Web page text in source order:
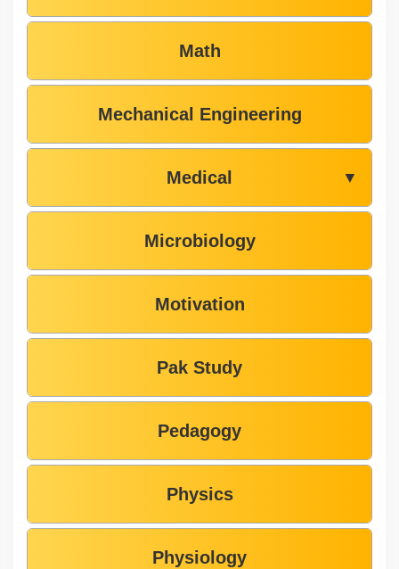
Math
Mechanical Engineering
Medical ▼
Microbiology
Motivation
Pak Study
Pedagogy
Physics
Physiology